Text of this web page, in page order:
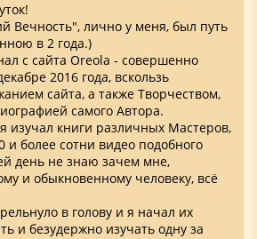
Вечность", лично у меня, был путь
в 2 года.)
с сайта Oreola - совершенно
2016 года, вскользь
сайта, а также Творчеством,
самого Автора.
изучал книги различных Мастеров,
и более сотни видео подобного
день не знаю зачем мне,
и обыкновенному человеку, всё
в голову и я начал их
и безудержно изучать одну за